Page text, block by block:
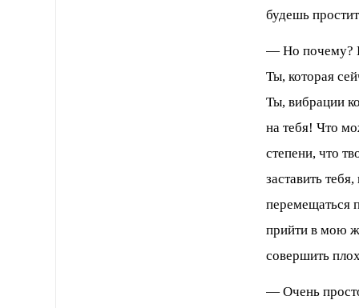
будешь
— Но почему?
Ты, которая
Ты, вибрации
на тебя! Что
степени, что
заставить
перемещаться
прийти в мою
совершить
— Очень